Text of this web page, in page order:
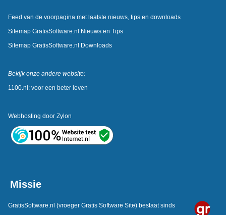
Feed van de voorpagina met laatste nieuws, tips en downloads
Sitemap GratisSoftware.nl Nieuws en Tips
Sitemap GratisSoftware.nl Downloads
Bekijk onze andere website:
1100.nl: voor een beter leven
Webhosting door Zylon
Missie
GratisSoftware.nl (vroeger Gratis Software Site) bestaat sinds